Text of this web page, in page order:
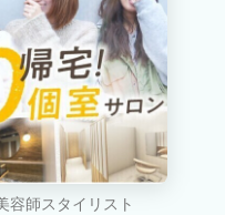
美容師アシスタント
フロント・レセプション
スタント